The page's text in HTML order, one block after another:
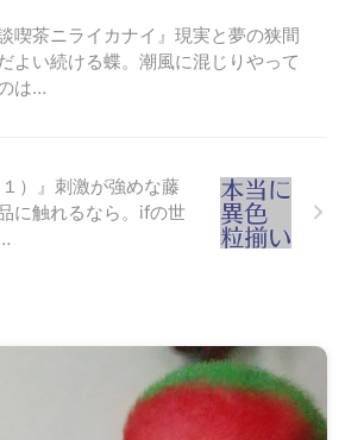
談喫茶ニライカナイ』現実と夢の狭間
よい続ける蝶。潮風に混じりやって
は…
１）』刺激が強めな藤
に触れるなら。ifの世